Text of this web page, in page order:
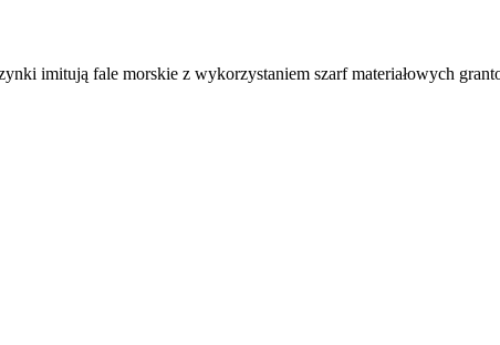
imitują fale morskie z wykorzystaniem szarf materiałowych